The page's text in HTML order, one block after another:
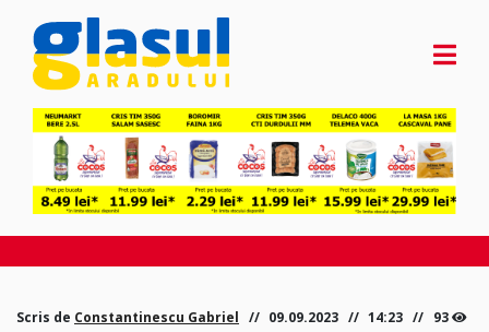
Scris de Constantinescu Gabriel 09.09.2023 14:23 93